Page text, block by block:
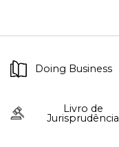
Doing Business
Livro de
Jurisprudência